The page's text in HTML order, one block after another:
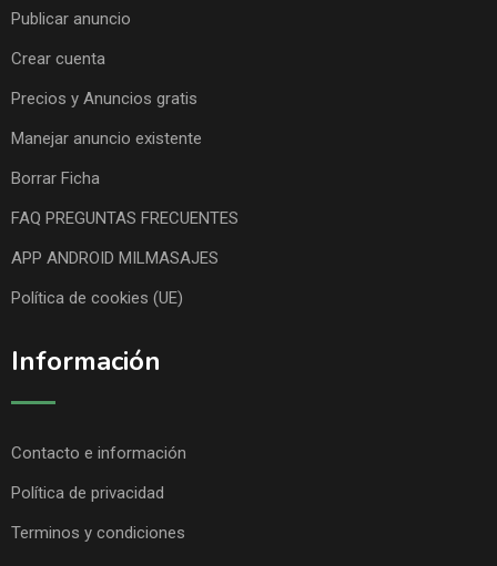
Publicar anuncio
Crear cuenta
Precios y Anuncios gratis
Manejar anuncio existente
Borrar Ficha
FAQ PREGUNTAS FRECUENTES
APP ANDROID MILMASAJES
Política de cookies (UE)
Información
Contacto e información
Política de privacidad
Terminos y condiciones